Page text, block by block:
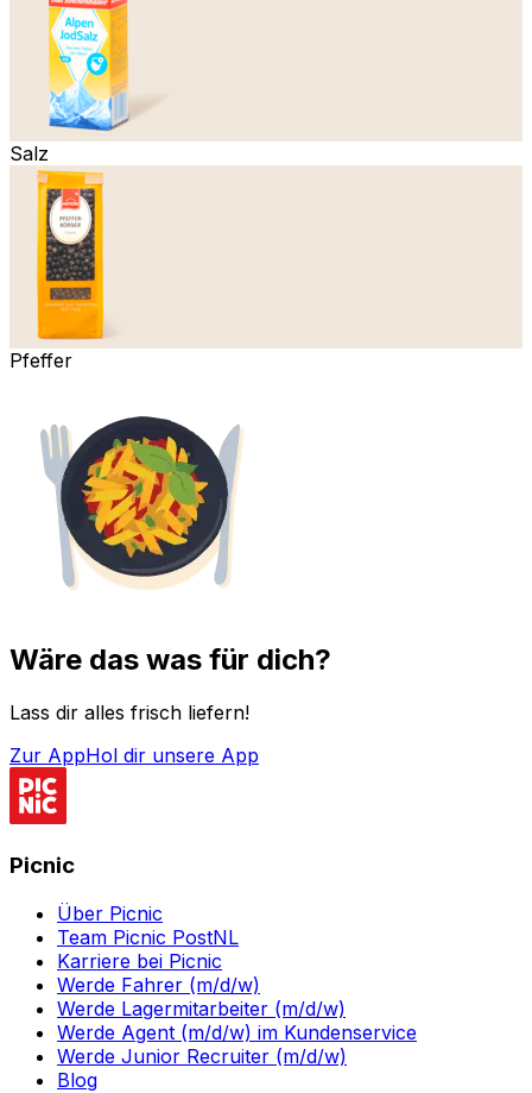
Salz
Pfeffer
Wäre das was für dich?
Lass dir alles frisch liefern!
Zur AppHol dir unsere App
Picnic
Über Picnic
Team Picnic PostNL
Karriere bei Picnic
Werde Fahrer (m/d/w)
Werde Lagermitarbeiter (m/d/w)
Werde Agent (m/d/w) im Kundenservice
Werde Junior Recruiter (m/d/w)
Blog